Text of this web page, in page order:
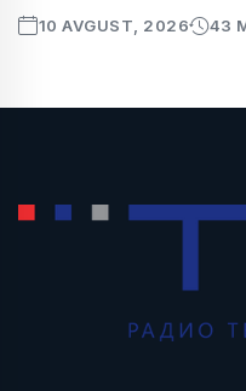
10 AVGUST, 2026 43